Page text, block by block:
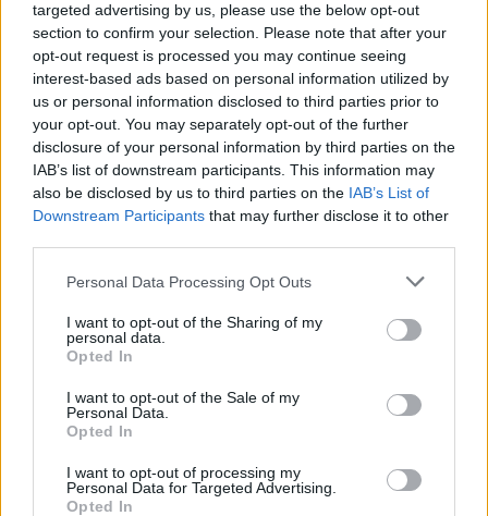
targeted advertising by us, please use the below opt-out
section to confirm your selection. Please note that after your
opt-out request is processed you may continue seeing
interest-based ads based on personal information utilized by
us or personal information disclosed to third parties prior to
your opt-out. You may separately opt-out of the further
disclosure of your personal information by third parties on the
IAB’s list of downstream participants. This information may
also be disclosed by us to third parties on the IAB’s List of
Downstream Participants that may further disclose it to other
Personal Data Processing Opt Outs
I want to opt-out of the Sharing of my
personal data.
Opted In
I want to opt-out of the Sale of my
Personal Data.
Opted In
I want to opt-out of processing my
Personal Data for Targeted Advertising.
Opted In
Jó jegyért cserébe vihették az erdélyi diákokat a
Most vagy soha! vetítésére
A filmet olyan városokba is elvitték, ahol még mozi sincs.
Közoktatás
Székács Linda